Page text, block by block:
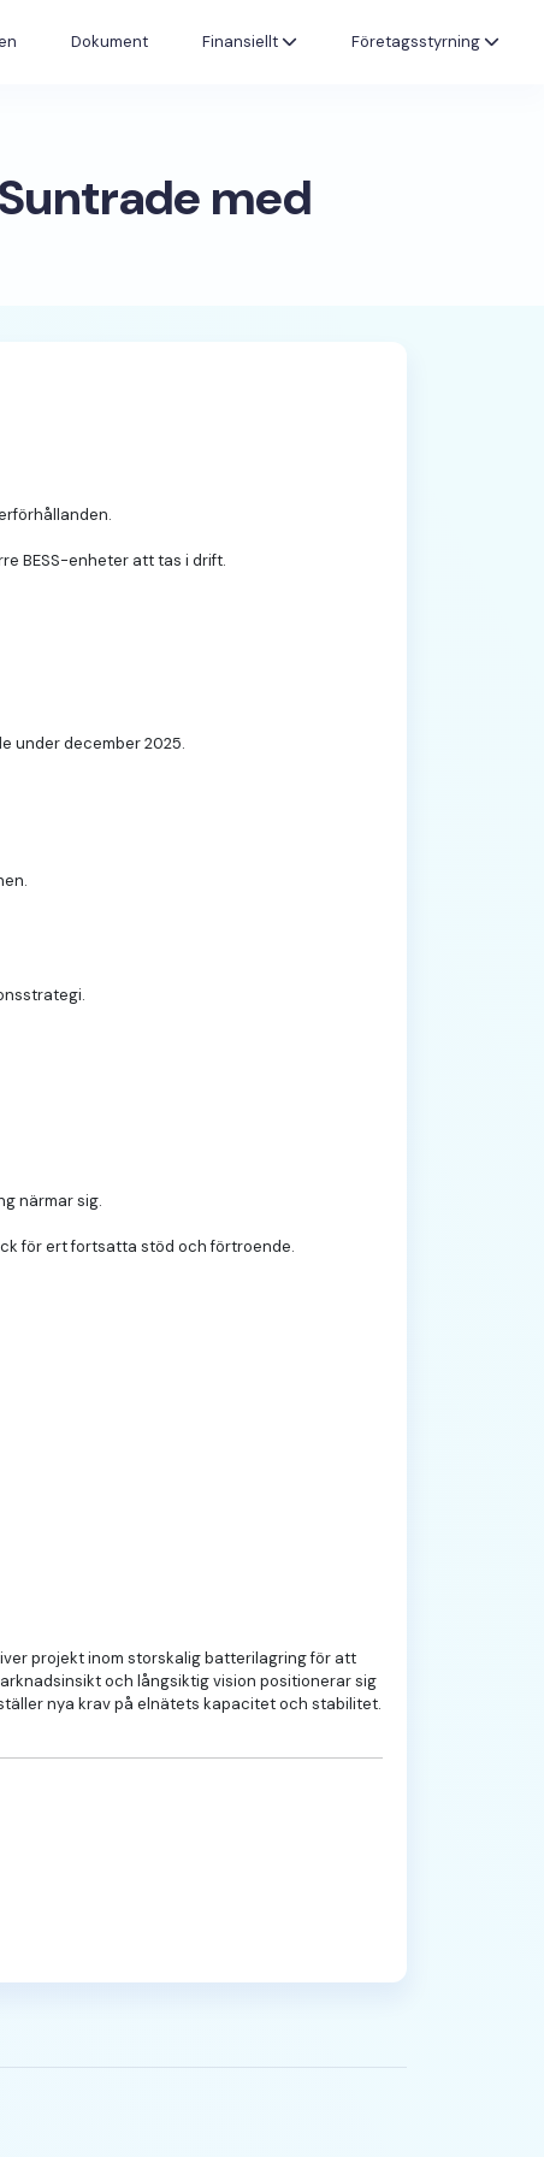
Dokument Finansiellt Företagsstyrning
med
BESS-enheter att tas i drift.
under december 2025.
närmar sig.
för ert fortsatta stöd och förtroende.
projekt inom storskalig batterilagring för att
och långsiktig vision positionerar sig
nya krav på elnätets kapacitet och stabilitet.